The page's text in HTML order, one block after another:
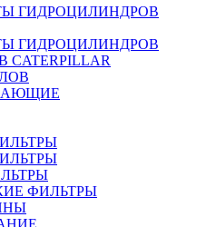
ГИДРОЦИЛИНДРОВ
ГИДРОЦИЛИНДРОВ
ФИЛЬТРЫ